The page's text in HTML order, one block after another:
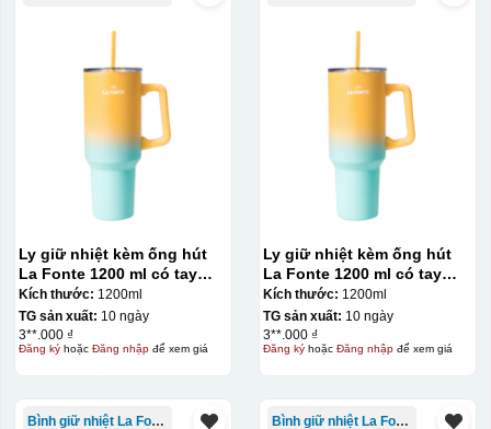
Ly giữ nhiệt kèm ống hút
La Fonte 1200 ml có tay
cầm – 012317
Kích thước: 1200ml
TG sản xuất: 10 ngày
3**.000 ₫
Đăng kýhoặc Đăng nhậpđể xem giá
Ly giữ nhiệt kèm ống hút
La Fonte 1200 ml có tay
cầm – 012317
Kích thước: 1200ml
TG sản xuất: 10 ngày
3**.000 ₫
Đăng kýhoặc Đăng nhậpđể xem giá
Bình giữ nhiệt La Fonte Bình giữ nhiệt La Fonte